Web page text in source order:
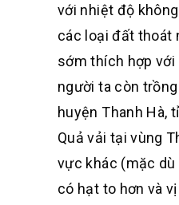
với nhiệt độ
các loại đất thoát
sớm thích hợp với
người ta còn
huyện Thanh Hà,
Quả vải tại vùng
vực khác (mặc dù
có hạt to hơn và